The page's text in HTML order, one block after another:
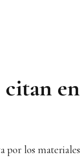
por los